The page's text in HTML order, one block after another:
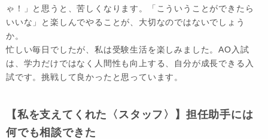
ゃ！」と思うと、苦しくなります。「こういうことができたら
いいな」と楽しんでやることが、大切なのではないでしょう
か。
忙しい毎日でしたが、私は受験生活を楽しみました。AO入試
は、学力だけではなく人間性も向上する、自分が成長できる入
試です。挑戦して良かったと思っています。
【私を支えてくれた〈スタッフ〉】担任助手には
何でも相談できた